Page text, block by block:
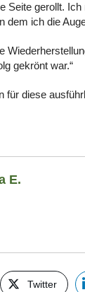
Seite gerollt.
dem ich die
gekrönt war.“
für diese
E.
Twitter